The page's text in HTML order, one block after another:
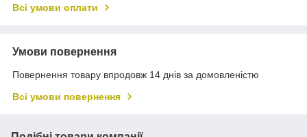
Всі умови оплати
Умови повернення
Повернення товару впродовж 14 днів за домовленістю
Всі умови повернення